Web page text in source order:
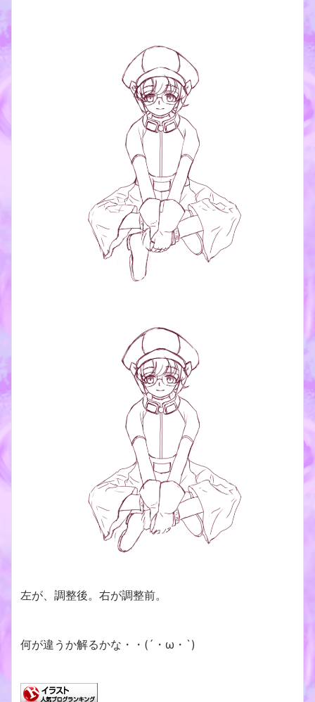
左が、調整後。右が調整前。
何が違うか解るかな・・(´・ω・`)